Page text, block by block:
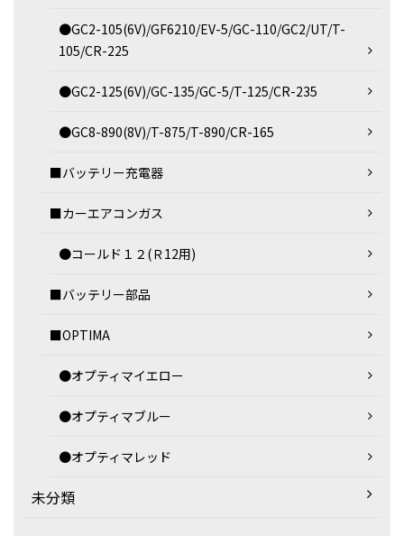
●GC2-105(6V)/GF6210/EV-5/GC-110/GC2/UT/T-
105/CR-225
●GC2-125(6V)/GC-135/GC-5/T-125/CR-235
●GC8-890(8V)/T-875/T-890/CR-165
■バッテリー充電器
■カーエアコンガス
●コールド１２(Ｒ12用)
■バッテリー部品
■OPTIMA
●オプティマイエロー
●オプティマブルー
●オプティマレッド
未分類